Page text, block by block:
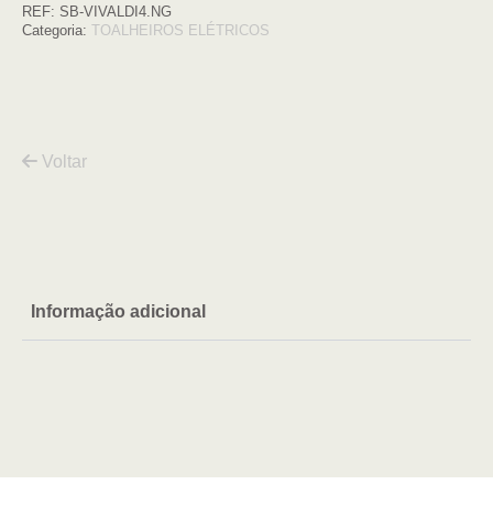
4
barras,
REF: SB-VIVALDI4.NG
Categoria: TOALHEIROS ELÉTRICOS
Voltar
Informação adicional